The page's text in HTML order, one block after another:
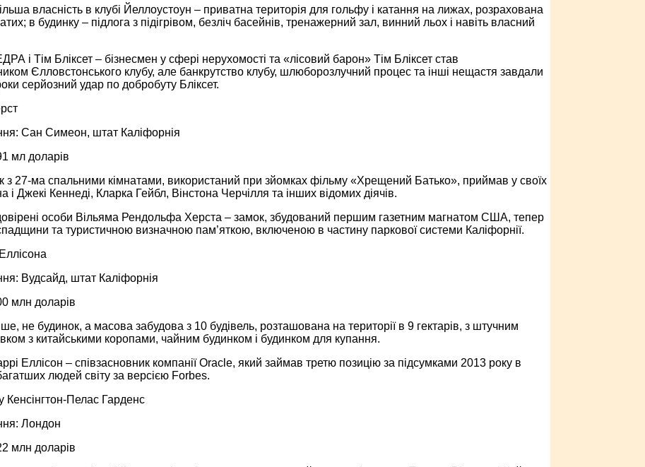
власність в клубі Йеллоустоун – приватна територія для гольфу і катання на лижах, розрахована
в будинку – підлога з підігрівом, безліч басейнів, тренажерний зал, винний льох і навіть власний
і Тім Бліксет – бізнесмен у сфері нерухомості та «лісовий барон» Тім Бліксет став
Єлловстонського клубу, але банкрутство клубу, шлюборозлучний процес та інші нещастя завдали
серйозний удар по добробуту Бліксет.
Сан Симеон, штат Каліфорнія
мл доларів
з 27-ма спальними кімнатами, використаний при зйомках фільму «Хрещений Батько», приймав у своїх
і Джекі Кеннеді, Кларка Гейбл, Вінстона Черчілля та інших відомих діячів.
особи Вільяма Рендольфа Херста – замок, збудований першим газетним магнатом США, тепер
та туристичною визначною пам’яткою, включеною в частину паркової системи Каліфорнії.
Вудсайд, штат Каліфорнія
млн доларів
не будинок, а масова забудова з 10 будівель, розташована на території в 9 гектарів, з штучним
з китайськими коропами, чайним будинком і будинком для купання.
Еллісон – співзасновник компанії Oracle, який займав третю позицію за підсумками 2013 року в
людей світу за версією Forbes.
Кенсінгтон-Пелас Гарденс
Лондон
млн доларів